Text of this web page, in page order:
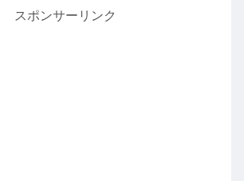
スポンサーリンク